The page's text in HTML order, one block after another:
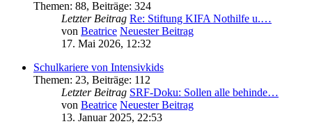
Themen: 88, Beiträge: 324
Letzter Beitrag Re: Stiftung KIFA Nothilfe u.…
von Beatrice Neuester Beitrag
17. Mai 2026, 12:32
Schulkariere von Intensivkids
Themen: 23, Beiträge: 112
Letzter Beitrag SRF-Doku: Sollen alle behinde…
von Beatrice Neuester Beitrag
13. Januar 2025, 22:53